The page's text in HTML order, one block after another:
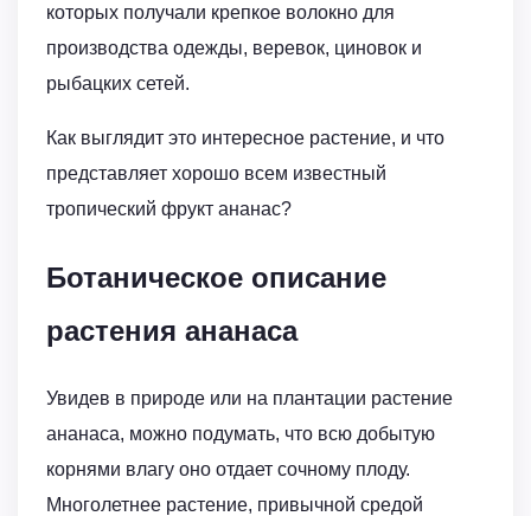
которых получали крепкое волокно для
производства одежды, веревок, циновок и
рыбацких сетей.
Как выглядит это интересное растение, и что
представляет хорошо всем известный
тропический фрукт ананас?
Ботаническое описание
растения ананаса
Увидев в природе или на плантации растение
ананаса, можно подумать, что всю добытую
корнями влагу оно отдает сочному плоду.
Многолетнее растение, привычной средой